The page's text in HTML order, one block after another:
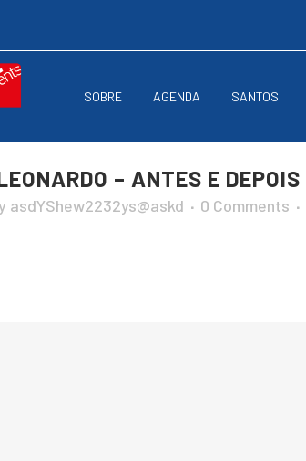
SOBRE AGENDA SANTOS
– ANTES E DEPOIS
asdYShew2232ys@askd 0 Comments